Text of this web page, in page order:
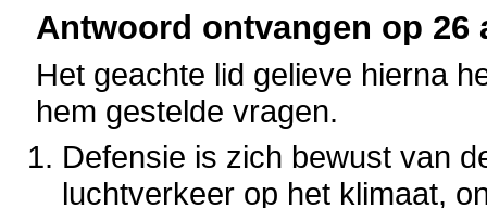
Antwoord ontvangen op 26
Het geachte lid gelieve hierna
hem gestelde vragen.
Defensie is zich bewust van
luchtverkeer op het klimaat,